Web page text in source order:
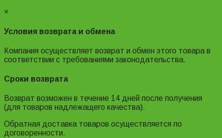
×
Условия возврата и обмена
Компания осуществляет возврат и обмен этого товара в
соответствии с требованиями законодательства.
Сроки возврата
Возврат возможен в течение 14 дней после получения
(для товаров надлежащего качества).
Обратная доставка товаров осуществляется по
договоренности.